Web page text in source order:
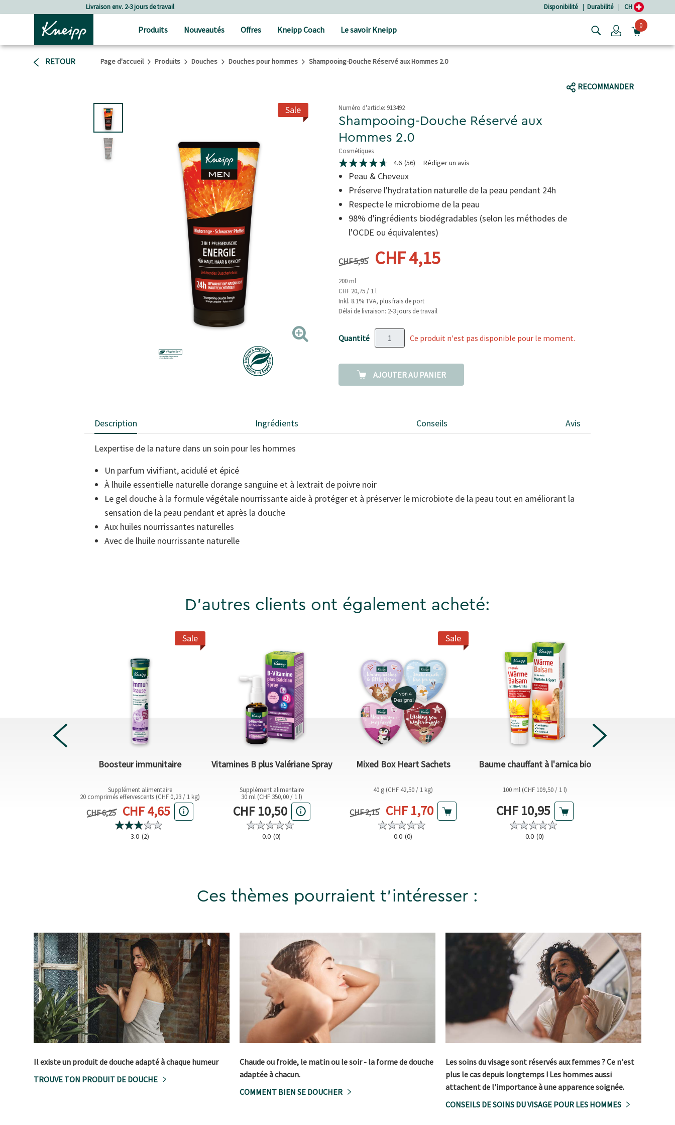
Passer au contenu principal
Passer au contenu du pied de pageFrais de port à partir de CHF 80.‒ Disponibilité | Durabilité | CH
Produits Nouveautés Offres Kneipp Coach Le savoir Kneipp Login0
RETOUR Page d'accueil Produits Douches Douches pour hommes Shampooing-Douche Réservé aux Hommes 2.0
RECOMMANDER
Sale Numéro d'article: 913492
Shampooing-Douche Réservé aux
Hommes 2.0
Cosmétiques
4.7 de 5 étoiles
4.6
étoiles
5,
de
la
note
moyenne.
Read
Reviews.
Lien
la
même
page.
4.6 (56) Rédiger un avis
Peau & Cheveux
Préserve l'hydratation naturelle de la peau pendant 24h
Respecte le microbiome de la peau
98% d'ingrédients biodégradables (selon les méthodes de
l'OCDE ou équivalentes)
Prix précédent
CHF 5,95
Prix actuel
CHF 4,15
200 ml
CHF 20,75 / 1 l
Inkl. 8.1% TVA, plus frais de port
Délai de livraison: 2-3 jours de travail
Quantité Ce produit n'est pas disponible pour le moment.
AJOUTER AU PANIER
Description Ingrédients Conseils Avis
Lexpertise de la nature dans un soin pour les hommes
Un parfum vivifiant, acidulé et épicé
À lhuile essentielle naturelle dorange sanguine et à lextrait de poivre noir
Le gel douche à la formule végétale nourrissante aide à protéger et à préserver le microbiote de la peau tout en améliorant la
sensation de la peau pendant et après la douche
Aux huiles nourrissantes naturelles
Avec de lhuile nourrissante naturelle
D'autres clients ont également acheté:
Sale
Boosteur immunitaire
Supplément alimentaire
20 comprimés effervescents (CHF 0,23 / 1 kg)
Prix précédent
CHF 6,25 Prix actuel
CHF 4,65
3.0 (2)
Vitamines B plus Valériane Spray
Supplément alimentaire
30 ml (CHF 350,00 / 1 l)
Prix actuel
CHF 10,50
0.0 (0)
Sale
Mixed Box Heart Sachets
40 g (CHF 42,50 / 1 kg)
Prix précédent
CHF 2,15 Prix actuel
CHF 1,70
0.0 (0)
Baume chauffant à l'arnica bio
100 ml (CHF 109,50 / 1 l)
Prix actuel
CHF 10,95
0.0 (0)
Ces thèmes pourraient t'intéresser :
Il existe un produit de douche adapté à chaque humeur
TROUVE TON PRODUIT DE DOUCHE
Chaude ou froide, le matin ou le soir - la forme de douche
adaptée à chacun.
COMMENT BIEN SE DOUCHER
Les soins du visage sont réservés aux femmes ? Ce n'est
plus le cas depuis longtemps ! Les hommes aussi
attachent de l'importance à une apparence soignée.
CONSEILS DE SOINS DU VISAGE POUR LES HOMMES